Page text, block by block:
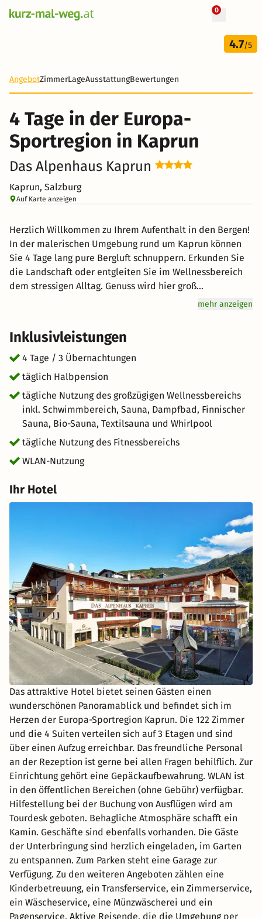
0
4 Tage
400 €
+ 34 Fotos
4.7/5
AngebotZimmerLageAusstattungBewertungen
4 Tage in der Europa-
Sportregion in Kaprun
Das Alpenhaus Kaprun
Kaprun, Salzburg
Auf Karte anzeigen
Herzlich Willkommen zu Ihrem Aufenthalt in den Bergen!
In der malerischen Umgebung rund um Kaprun können
Sie 4 Tage lang pure Bergluft schnuppern. Erkunden Sie
die Landschaft oder entgleiten Sie im Wellnessbereich
dem stressigen Alltag. Genuss wird hier groß
geschrieben: Lassen Sie sich vom Halbpension-Angebot
und eine entspannte Atmosphäre bei Ihrem
unvergesslichen Urlaub in den Bergen. kurz-mal-weg.de
wünscht Ihnen einen tollen Aufenthalt im schönen
Kaprun.
mehr anzeigen
Inklusivleistungen
4 Tage / 3 Übernachtungen
täglich Halbpension
tägliche Nutzung des großzügigen Wellnessbereichs
inkl. Schwimmbereich, Sauna, Dampfbad, Finnischer
Sauna, Bio-Sauna, Textilsauna und Whirlpool
tägliche Nutzung des Fitnessbereichs
WLAN-Nutzung
Ihr Hotel
Das attraktive Hotel bietet seinen Gästen einen
wunderschönen Panoramablick und befindet sich im
Herzen der Europa-Sportregion Kaprun. Die 122 Zimmer
und die 4 Suiten verteilen sich auf 3 Etagen und sind
über einen Aufzug erreichbar. Das freundliche Personal
an der Rezeption ist gerne bei allen Fragen behilflich. Zur
Einrichtung gehört eine Gepäckaufbewahrung. WLAN ist
in den öffentlichen Bereichen (ohne Gebühr) verfügbar.
Hilfestellung bei der Buchung von Ausflügen wird am
Tourdesk geboten. Behagliche Atmosphäre schafft ein
Kamin. Geschäfte sind ebenfalls vorhanden. Die Gäste
der Unterbringung sind herzlich eingeladen, im Garten
zu entspannen. Zum Parken steht eine Garage zur
Verfügung. Zu den weiteren Angeboten zählen eine
Kinderbetreuung, ein Transferservice, ein Zimmerservice,
ein Wäscheservice, eine Münzwäscherei und ein
Pagenservice. Aktive Reisende, die die Umgebung per